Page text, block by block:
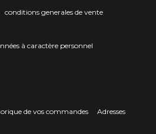
conditions generales de vente
à caractère personnel
de vos commandes
Adresses